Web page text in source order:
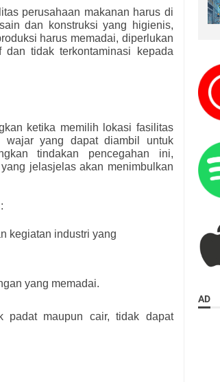
perusahaan makanan harus di
dan konstruksi yang higienis,
harus memadai, diperlukan
tidak terkontaminasi kepada
ketika memilih lokasi fasilitas
wajar yang dapat diambil untuk
tindakan pencegahan ini,
jelasjelas akan menimbulkan
kegiatan industri yang
yang memadai.
padat maupun cair, tidak dapat
AD